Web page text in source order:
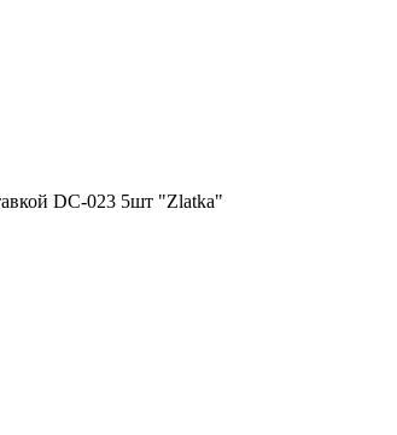
DC-023 5шт "Zlatka"